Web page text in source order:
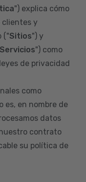
") explica cómo
clientes y
("Sitios") y
Servicios") como
de privacidad
como
es, en nombre de
datos
contrato
su política de